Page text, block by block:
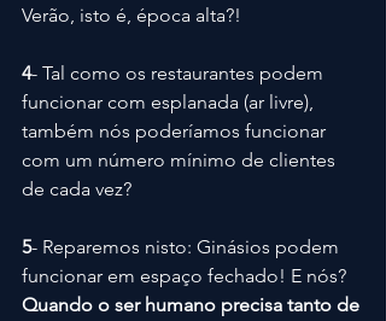
Verão, isto é, época alta?!
4- Tal como os restaurantes podem
funcionar com esplanada (ar livre),
também nós poderíamos funcionar
com um número mínimo de clientes
de cada vez?
5- Reparemos nisto: Ginásios podem
funcionar em espaço fechado! E nós?
Quando o ser humano precisa tanto de